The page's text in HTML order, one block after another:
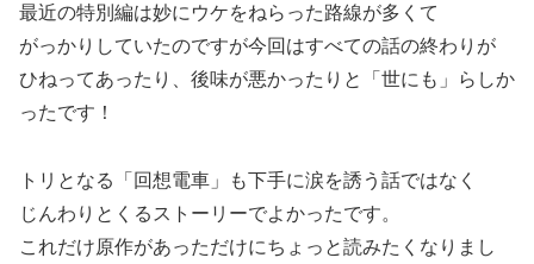
最近の特別編は妙にウケをねらった路線が多くて
がっかりしていたのですが今回はすべての話の終わりが
ひねってあったり、後味が悪かったりと「世にも」らしか
ったです！
トリとなる「回想電車」も下手に涙を誘う話ではなく
じんわりとくるストーリーでよかったです。
これだけ原作があっただけにちょっと読みたくなりまし